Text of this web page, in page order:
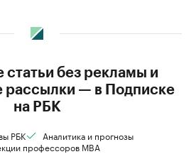
статьи без рекламы и
рассылки — в Подписке
на РБК
РБК
Аналитика и прогнозы
профессоров MBA